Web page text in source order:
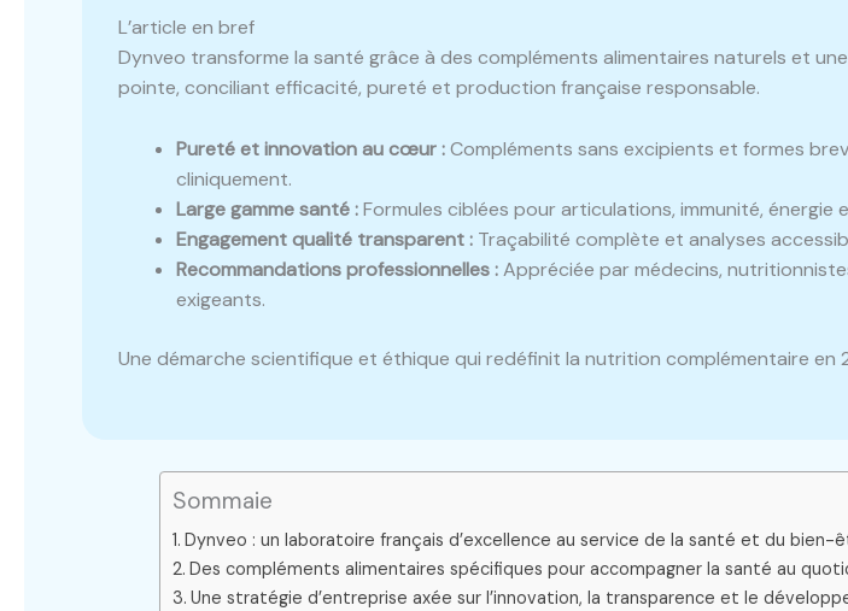
L’article en bref
Dynveo transforme la santé grâce à des compléments alimentaires naturels et
pointe, conciliant efficacité, pureté et production française responsable.
Pureté et innovation au cœur :Compléments sans excipients et formes
cliniquement.
Large gamme santé :Formules ciblées pour articulations, immunité,
Engagement qualité transparent : Traçabilité complète et analyses
Recommandations professionnelles :Appréciée par médecins,
exigeants.
Une démarche scientifique et éthique qui redéfinit la nutrition complémentaire en
Sommaie
Dynveo : un laboratoire français d’excellence au service de la santé et du bien-
Des compléments alimentaires spécifiques pour accompagner la santé au
Une stratégie d’entreprise axée sur l’innovation, la transparence et le